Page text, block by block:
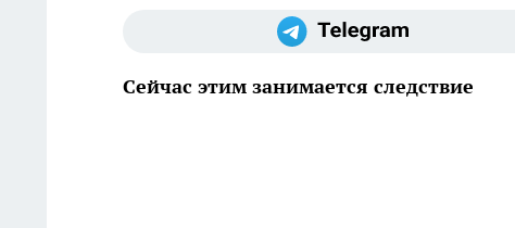
Сейчас этим занимается следствие